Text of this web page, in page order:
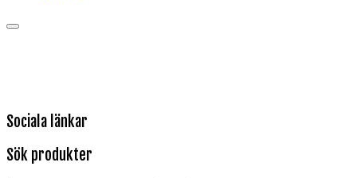
Sociala länkar
Sök produkter